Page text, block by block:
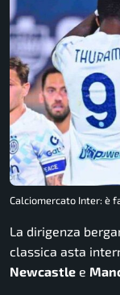
Calciomercato Inter: è
La dirigenza
classica asta
Newcastle e